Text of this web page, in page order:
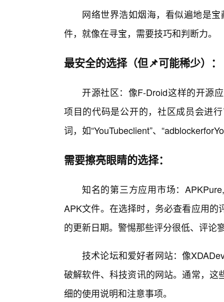
网络世界浩如烟海，看似遍地是
件，就像在寻宝，需要技巧和判断力。
最安全的选择（但📌可能稀少）：
开源社区：像F-Droid这样的开源
项目的代码是公开的，社区成员会进
词，如“YouTubeclient”、
需要擦亮眼睛的选择：
知名的第三方应用市场：
APK文件。在选择时，务必查看应用
的更新日期。警惕那些评分很低、评论
技术论坛和爱好者网站：像
破解软件、科技资讯的网站。通常，
细的使用说明和注意事项。